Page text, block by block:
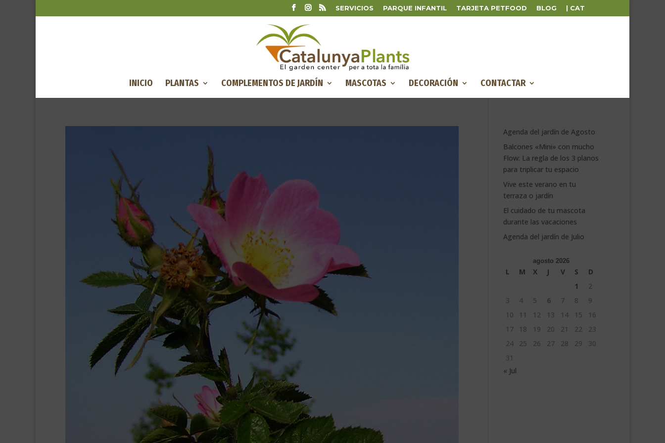
SERVICIOS PARQUE INFANTIL TARJETA PETFOOD BLOG | CAT
INICIO PLANTAS COMPLEMENTOS DE JARDÍN MASCOTAS DECORACIÓN CONTACTAR
Agenda del jardín de Agosto
Balcones «Mini» con mucho
Flow: La regla de los 3 planos
para triplicar tu espacio
Vive este verano en tu
terraza o jardín
El cuidado de tu mascota
durante las vacaciones
Agenda del jardín de Julio
agosto 2026
L M X J V S
D
1
2
3
4 5 6 7 8
9
10
11 12 13 14 15
16
17
18 19 20 21 22
23
24
25 26 27 28 29
30
31
« Jul